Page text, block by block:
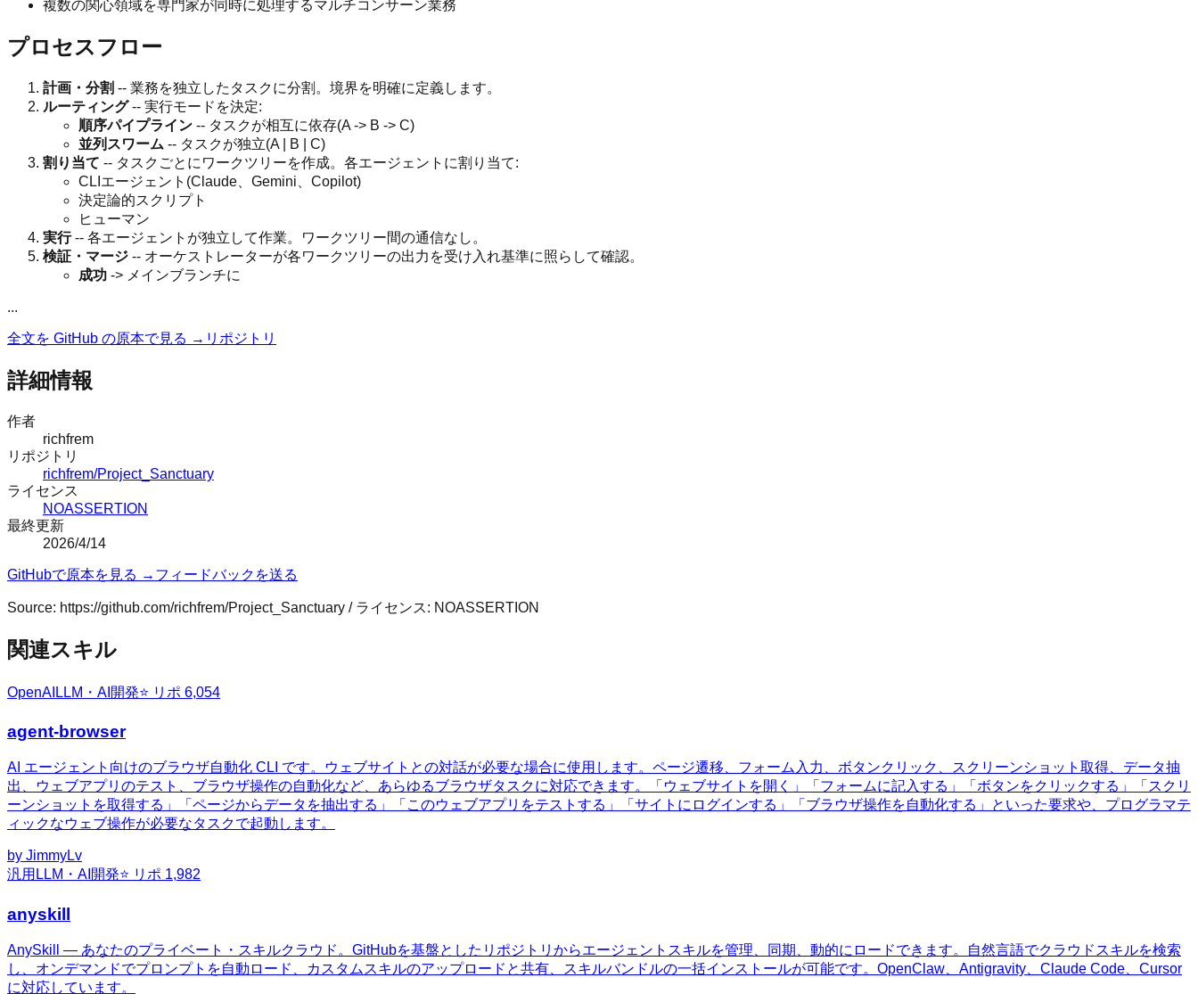
複数の関心領域を専門家が同時に処理するマルチコンサーン業務
プロセスフロー
計画・分割 -- 業務を独立したタスクに分割。境界を明確に定義します。
ルーティング-- 実行モードを決定:
順序パイプライン -- タスクが相互に依存(A -> B -> C)
並列スワーム -- タスクが独立(A | B | C)
割り当て -- タスクごとにワークツリーを作成。各エージェントに割り当て:
CLIエージェント(Claude、Gemini、Copilot)
決定論的スクリプト
ヒューマン
実行-- 各エージェントが独立して作業。ワークツリー間の通信なし。
検証・マージ -- オーケストレーターが各ワークツリーの出力を受け入れ基準に照らして確認。
成功 -> メインブランチに
...
全文を GitHub の原本で見る → リポジトリ
詳細情報
作者
richfrem
リポジトリ
richfrem/Project_Sanctuary
ライセンス
NOASSERTION
最終更新
2026/4/14
GitHubで原本を見る → フィードバックを送る
Source: https://github.com/richfrem/Project_Sanctuary / ライセンス: NOASSERTION
関連スキル
OpenAI LLM・AI開発⭐ リポ 6,054
agent-browser
AI エージェント向けのブラウザ自動化 CLI です。ウェブサイトとの対話が必要な場合に使用します。ページ遷移、フォーム入力、ボタンクリック、スクリーンショット取得、データ抽
出、ウェブアプリのテスト、ブラウザ操作の自動化など、あらゆるブラウザタスクに対応できます。「ウェブサイトを開く」「フォームに記入する」「ボタンをクリックする」「スクリ
ーンショットを取得する」「ページからデータを抽出する」「このウェブアプリをテストする」「サイトにログインする」「ブラウザ操作を自動化する」といった要求や、プログラマテ
ィックなウェブ操作が必要なタスクで起動します。
by JimmyLv
汎用 LLM・AI開発⭐ リポ 1,982
anyskill
AnySkill — あなたのプライベート・スキルクラウド。GitHubを基盤としたリポジトリからエージェントスキルを管理、同期、動的にロードできます。自然言語でクラウドスキルを検索
し、オンデマンドでプロンプトを自動ロード、カスタムスキルのアップロードと共有、スキルバンドルの一括インストールが可能です。OpenClaw、Antigravity、Claude Code、Cursor
に対応しています。